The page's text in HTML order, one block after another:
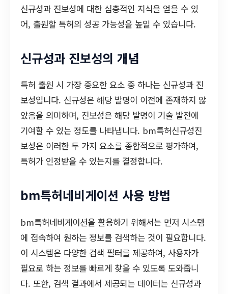
신규성과 진보성에 대한 심층적인 지식을 얻을 수 있
어, 출원할 특허의 성공 가능성을 높일 수 있습니다.
신규성과 진보성의 개념
특허 출원 시 가장 중요한 요소 중 하나는 신규성과 진
보성입니다. 신규성은 해당 발명이 이전에 존재하지 않
았음을 의미하며, 진보성은 해당 발명이 기술 발전에
기여할 수 있는 정도를 나타냅니다. bm특허신규성진
보성은 이러한 두 가지 요소를 종합적으로 평가하여,
특허가 인정받을 수 있는지를 결정합니다.
bm특허네비게이션 사용 방법
bm특허네비게이션을 활용하기 위해서는 먼저 시스템
에 접속하여 원하는 정보를 검색하는 것이 필요합니다.
이 시스템은 다양한 검색 필터를 제공하여, 사용자가
필요로 하는 정보를 빠르게 찾을 수 있도록 도와줍니
다. 또한, 검색 결과에서 제공되는 데이터는 신규성과